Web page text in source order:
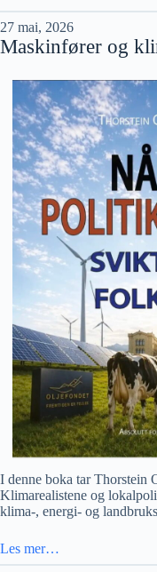
27 mai, 2026
Maskinfører og
I denne boka tar Thorstein
Klimarealistene og
klima-, energi- og
Les mer…